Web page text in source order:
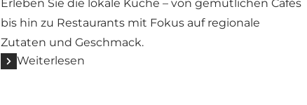
Erleben Sie die lokale Küche – von gemütlichen Cafés
bis hin zu Restaurants mit Fokus auf regionale
Zutaten und Geschmack.
Weiterlesen